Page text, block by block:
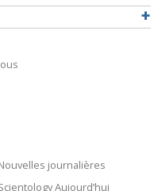
journalières
Aujourd’hui